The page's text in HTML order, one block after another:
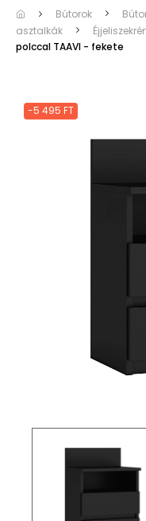
Bútorok
asztalkák
polccal TAAVI - fekete
-5 495 FT